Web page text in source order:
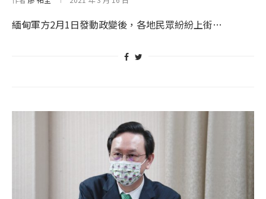
緬甸軍方2月1日發動政變後，各地民眾紛紛上街…